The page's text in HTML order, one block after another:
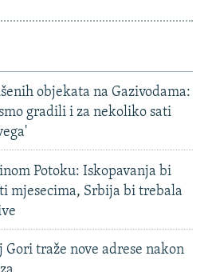
objekata na Gazivodama:
gradili i za nekoliko sati
Potoku: Iskopavanja bi
mjesecima, Srbija bi trebala
Gori traže nove adrese nakon